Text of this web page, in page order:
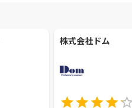
株式会社ドム